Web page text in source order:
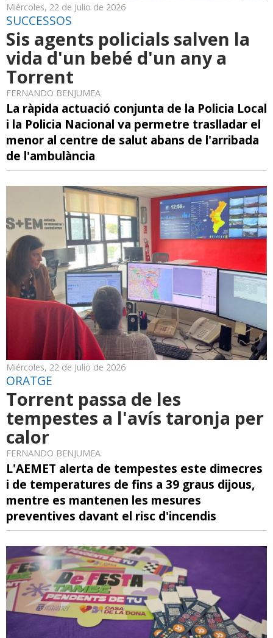
Miércoles, 22 de Julio de 2026
SUCCESSOS
Sis agents policials salven la
vida d'un bebé d'un any a
Torrent
FERNANDO BENJUMEA
La ràpida actuació conjunta de la Policia Local
i la Policia Nacional va permetre traslladar el
menor al centre de salut abans de l'arribada
de l'ambulància
Miércoles, 22 de Julio de 2026
ORATGE
Torrent passa de les
tempestes a l'avís taronja per
calor
FERNANDO BENJUMEA
L'AEMET alerta de tempestes este dimecres
i de temperatures de fins a 39 graus dijous,
mentre es mantenen les mesures
preventives davant el risc d'incendis